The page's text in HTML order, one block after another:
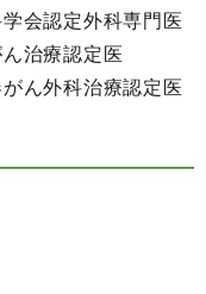
会認定外科専門医
治療認定医
ん外科治療認定医